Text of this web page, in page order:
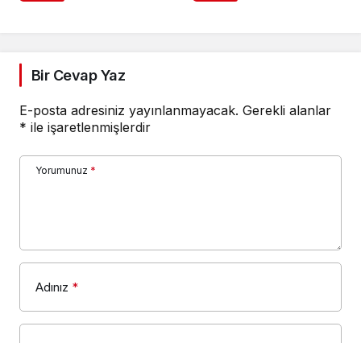
Bir Cevap Yaz
E-posta adresiniz yayınlanmayacak. Gerekli alanlar
* ile işaretlenmişlerdir
Yorumunuz *
Adınız *